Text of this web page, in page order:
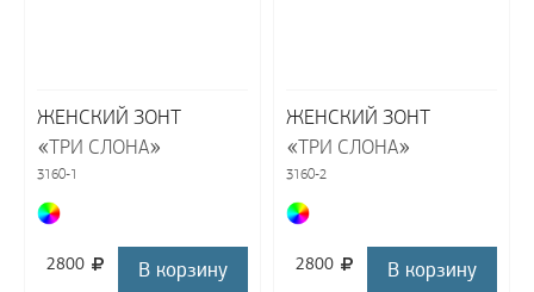
ЖЕНСКИЙ ЗОНТ
«ТРИ СЛОНА»
3160-1
2800 В корзину
ЖЕНСКИЙ ЗОНТ
«ТРИ СЛОНА»
3160-2
2800 В корзину